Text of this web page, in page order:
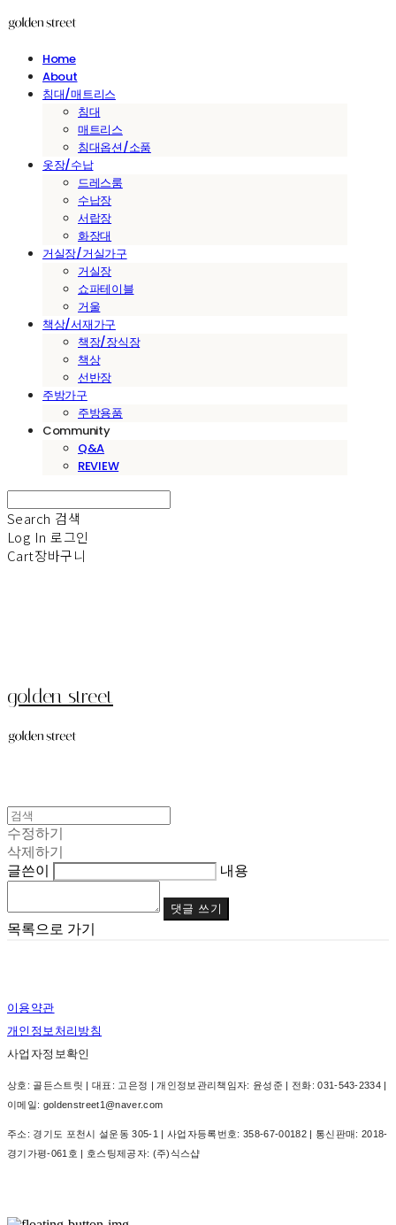
Home
About
침대/매트리스
침대
매트리스
침대옵션/소품
옷장/수납
드레스룸
수납장
서랍장
화장대
거실장/거실가구
거실장
쇼파테이블
거울
책상/서재가구
책장/장식장
책상
선반장
주방가구
주방용품
Community
Q&A
REVIEW
Search 검색
Log In 로그인
Cart장바구니
golden street
수정하기
삭제하기
글쓴이
내용
댓글 쓰기
목록으로 가기
이용약관
개인정보처리방침
사업자정보확인
상호: 골든스트릿 | 대표: 고은정 | 개인정보관리책임자: 윤성준 | 전화: 031-543-2334 |
이메일: goldenstreet1@naver.com
주소: 경기도 포천시 설운동 305-1 | 사업자등록번호: 358-67-00182| 통신판매: 2018-
경기가평-061호 | 호스팅제공자: (주)식스샵